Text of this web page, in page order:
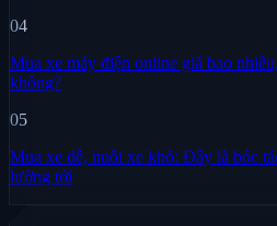
04
Mua xe máy điện online giá bao
không?
05
Mua xe dễ, nuôi xe khó: Đây là bóc
lường tới